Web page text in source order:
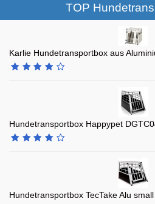
TOP
Karlie Hundetransportbox aus
Hundetransportbox Happypet
Hundetransportbox TecTake Alu